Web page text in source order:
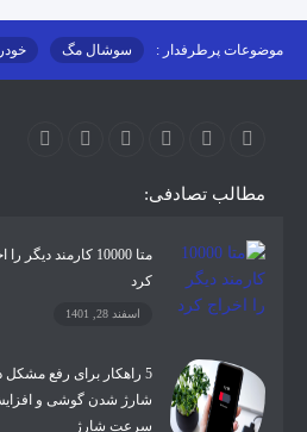
موضوعات پرطرفدار : سوشال مگ
مطالب تصادفی:
متا 10000 کارمند دیگر
کرد
اسفند 28, 1401
5 راهکار برای رفع مشکل
شارژ شدن گوشی و
سرعت شارژ